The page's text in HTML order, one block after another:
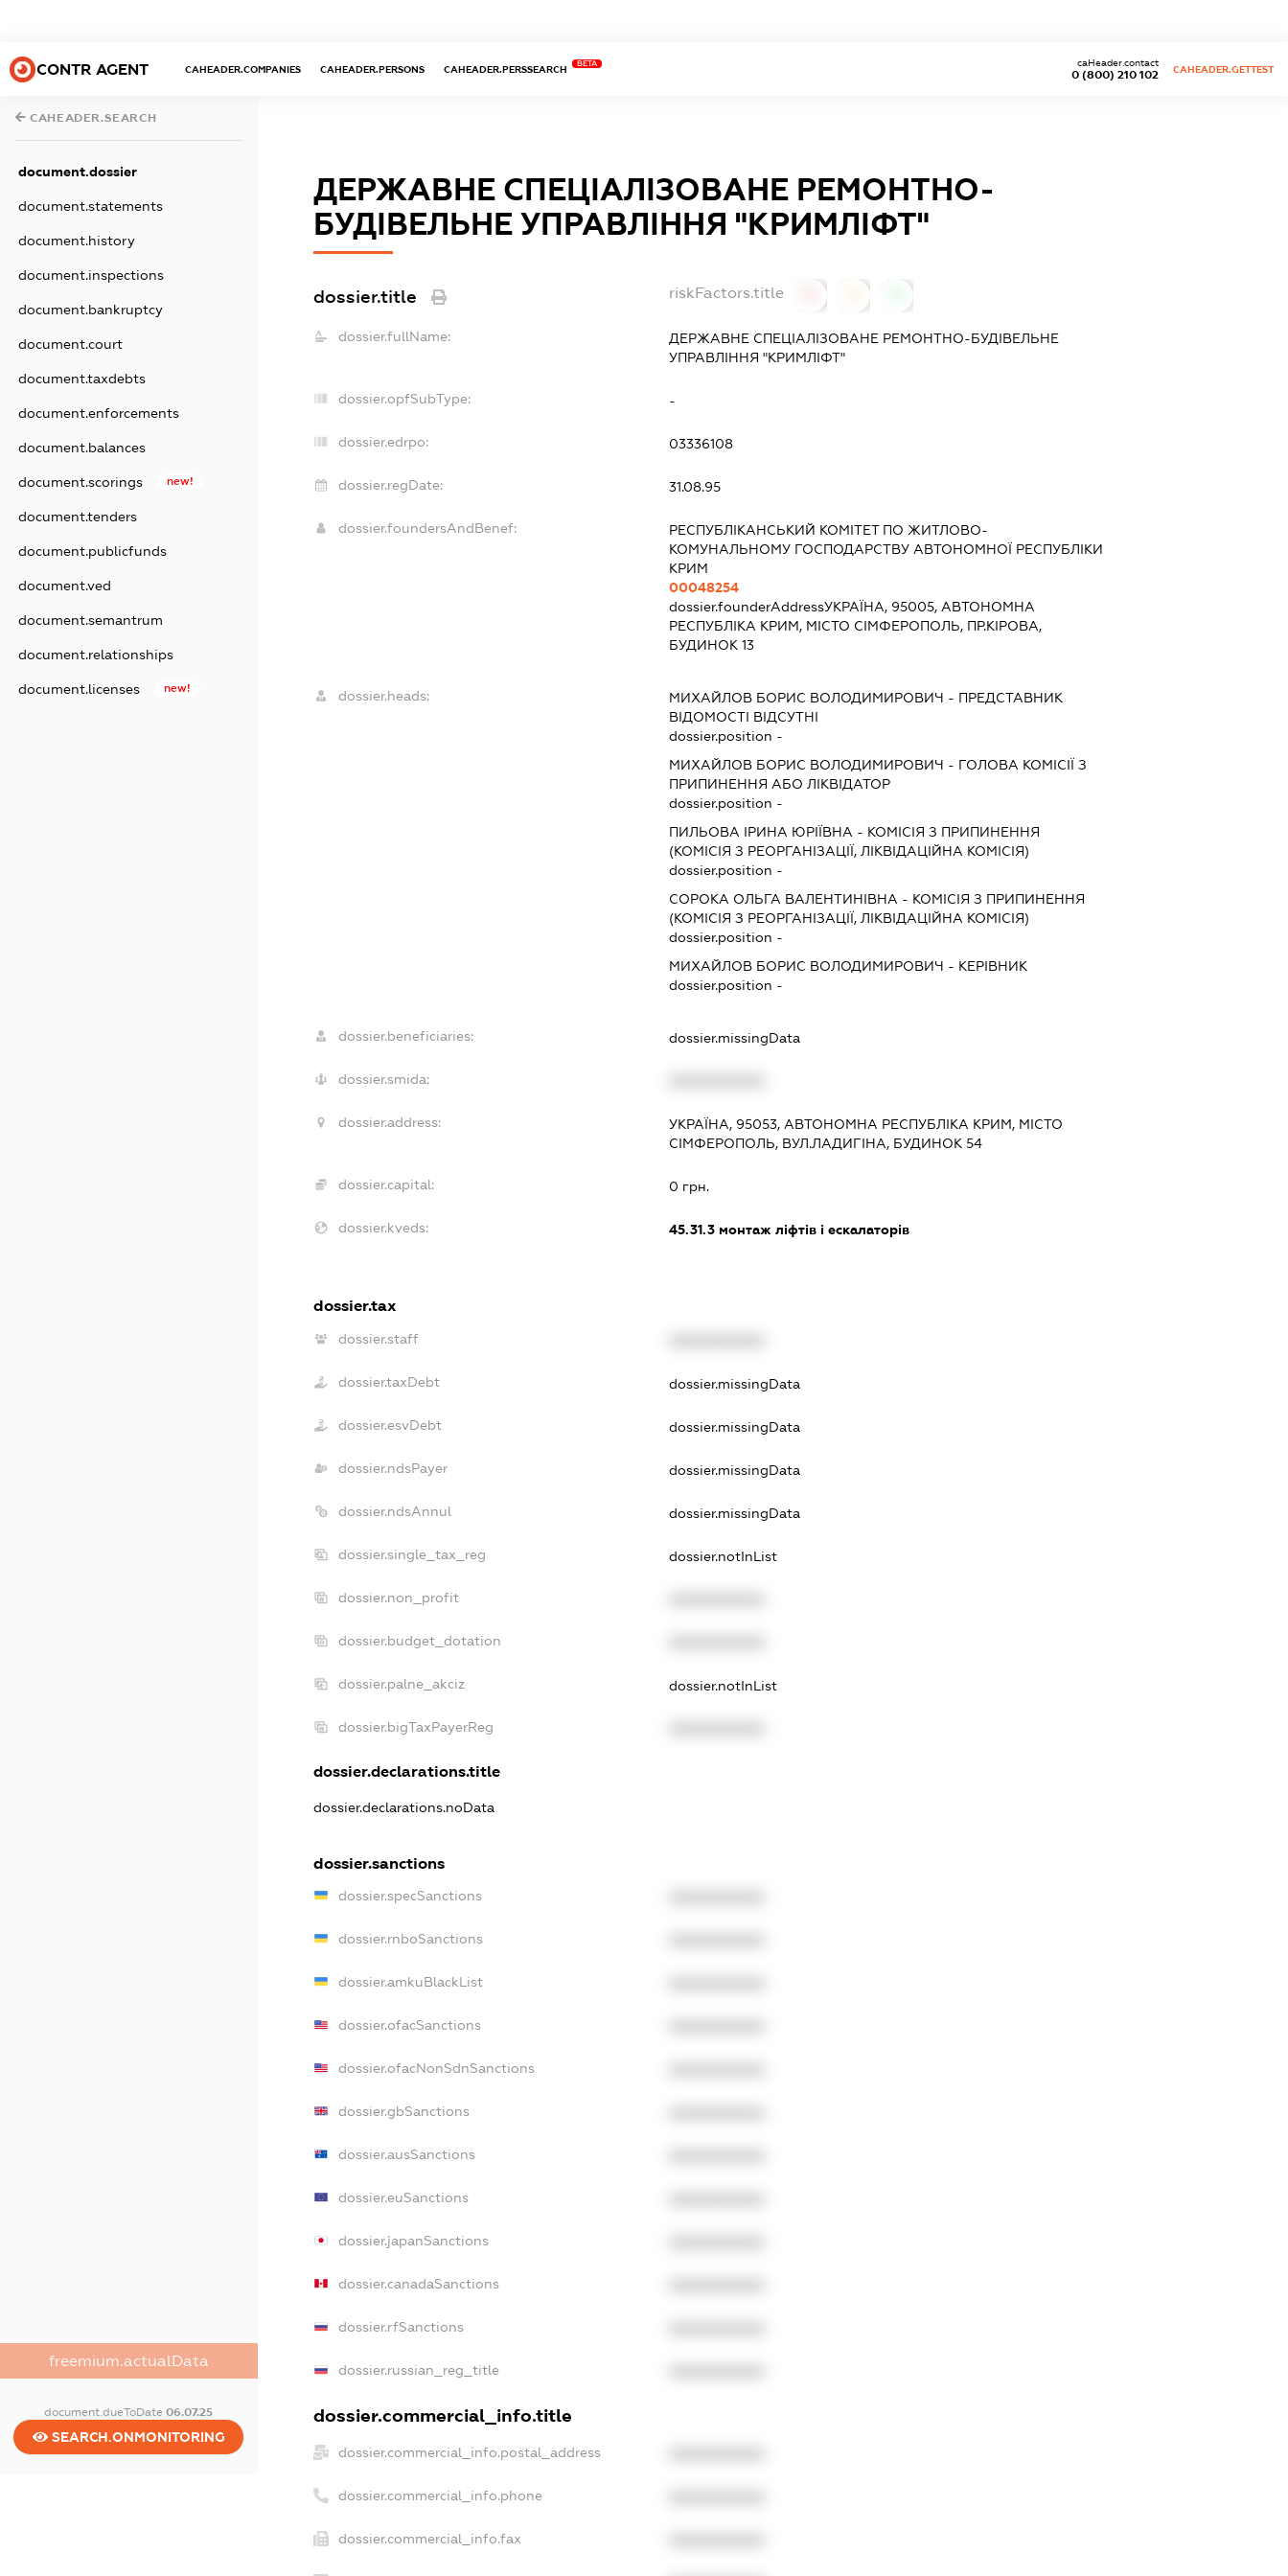
CONTR AGENT CAHEADER.COMPANIES CAHEADER.PERSONS CAHEADER.PERSSEARCH
BETA
0 (800) 210 102
caHeader.contact
CAHEADER.GETTEST
CAHEADER.SEARCH
document.dossier
document.statements
document.history
document.inspections
document.bankruptcy
document.court
document.taxdebts
document.enforcements
document.balances
document.scorings new!
document.tenders
document.publicfunds
document.ved
document.semantrum
document.relationships
document.licenses new!
freemium.actualData
document.dueToDate06.07.25
SEARCH.ONMONITORING
ДЕРЖАВНЕ СПЕЦІАЛІЗОВАНЕ РЕМОНТНО-
БУДІВЕЛЬНЕ УПРАВЛІННЯ "КРИМЛІФТ"
dossier.title riskFactors.title
dossier.fullName:
ДЕРЖАВНЕ СПЕЦІАЛІЗОВАНЕ РЕМОНТНО-БУДІВЕЛЬНЕ
УПРАВЛІННЯ "КРИМЛІФТ"
dossier.opfSubType: -
dossier.edrpo: 03336108
dossier.regDate: 31.08.95
dossier.foundersAndBenef:
РЕСПУБЛІКАНСЬКИЙ КОМІТЕТ ПО ЖИТЛОВО-
КОМУНАЛЬНОМУ ГОСПОДАРСТВУ АВТОНОМНОЇ РЕСПУБЛІКИ
КРИМ
00048254
dossier.founderAddressУКРАЇНА, 95005, АВТОНОМНА
РЕСПУБЛІКА КРИМ, МІСТО СІМФЕРОПОЛЬ, ПР.КІРОВА,
БУДИНОК 13
dossier.heads: МИХАЙЛОВ БОРИС ВОЛОДИМИРОВИЧ - ПРЕДСТАВНИК
ВІДОМОСТІ ВІДСУТНІ
dossier.position -
МИХАЙЛОВ БОРИС ВОЛОДИМИРОВИЧ - ГОЛОВА КОМІСІЇ З
ПРИПИНЕННЯ АБО ЛІКВІДАТОР
dossier.position -
ПИЛЬОВА ІРИНА ЮРІЇВНА - КОМІСІЯ З ПРИПИНЕННЯ
(КОМІСІЯ З РЕОРГАНІЗАЦІЇ, ЛІКВІДАЦІЙНА КОМІСІЯ)
dossier.position -
СОРОКА ОЛЬГА ВАЛЕНТИНІВНА - КОМІСІЯ З ПРИПИНЕННЯ
(КОМІСІЯ З РЕОРГАНІЗАЦІЇ, ЛІКВІДАЦІЙНА КОМІСІЯ)
dossier.position -
МИХАЙЛОВ БОРИС ВОЛОДИМИРОВИЧ - КЕРІВНИК
dossier.position -
dossier.beneficiaries: dossier.missingData
dossier.smida:
dossier.address:
УКРАЇНА, 95053, АВТОНОМНА РЕСПУБЛІКА КРИМ, МІСТО
СІМФЕРОПОЛЬ, ВУЛ.ЛАДИГІНА, БУДИНОК 54
dossier.capital: 0 грн.
dossier.kveds: 45.31.3 монтаж ліфтів і ескалаторів
dossier.tax
dossier.staff
dossier.taxDebt dossier.missingData
dossier.esvDebt dossier.missingData
dossier.ndsPayer dossier.missingData
dossier.ndsAnnul dossier.missingData
dossier.single_tax_reg dossier.notInList
dossier.non_profit
dossier.budget_dotation
dossier.palne_akciz dossier.notInList
dossier.bigTaxPayerReg
dossier.declarations.title
dossier.declarations.noData
dossier.sanctions
dossier.specSanctions
dossier.rnboSanctions
dossier.amkuBlackList
dossier.ofacSanctions
dossier.ofacNonSdnSanctions
dossier.gbSanctions
dossier.ausSanctions
dossier.euSanctions
dossier.japanSanctions
dossier.canadaSanctions
dossier.rfSanctions
dossier.russian_reg_title
dossier.commercial_info.title
dossier.commercial_info.postal_address
dossier.commercial_info.phone
dossier.commercial_info.fax